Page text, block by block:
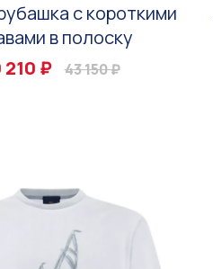
с короткими
в полоску
210 ₽
43 150 ₽